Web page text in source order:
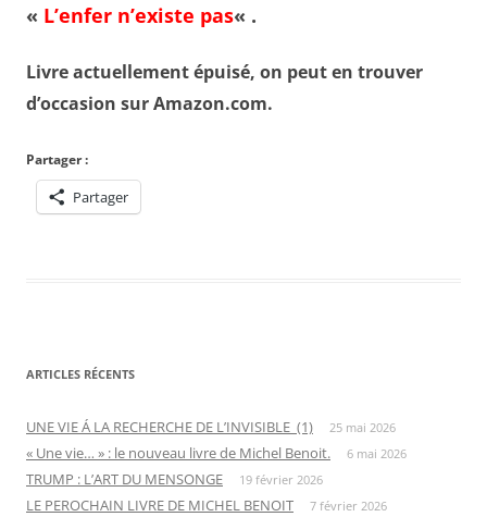
« L’enfer n’existe pas« .
Livre actuellement épuisé, on peut en trouver
d’occasion sur Amazon.com.
Partager :
Partager
ARTICLES RÉCENTS
UNE VIE Á LA RECHERCHE DE L’INVISIBLE (1) 25 mai 2026
« Une vie… » : le nouveau livre de Michel Benoit. 6 mai 2026
TRUMP : L’ART DU MENSONGE 19 février 2026
LE PEROCHAIN LIVRE DE MICHEL BENOIT 7 février 2026